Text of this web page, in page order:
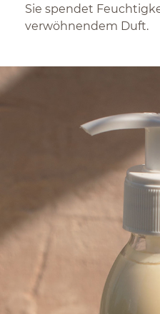
Sie spendet
verwöhnendem Duft.